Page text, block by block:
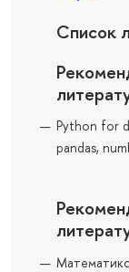
Список
Python for
pandas,